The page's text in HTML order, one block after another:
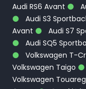
Audi RS6 Avant
Audi S3
Avant
Audi S7
Audi SQ5
Volkswagen T-
Volkswagen Taigo
Volkswagen Touareg